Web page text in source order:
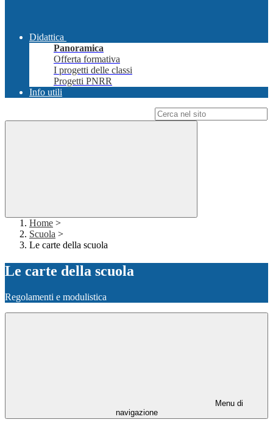
Didattica
Panoramica
Offerta formativa
I progetti delle classi
Progetti PNRR
Info utili
Home >
Scuola >
Le carte della scuola
Le carte della scuola
Regolamenti e modulistica
Menu di
navigazione